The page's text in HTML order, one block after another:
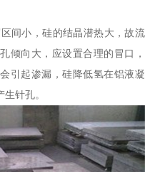
间小，硅的结晶潜热大，故流
倾向大，应设置合理的冒口，
引起渗漏，硅降低氢在铝液凝
针孔。